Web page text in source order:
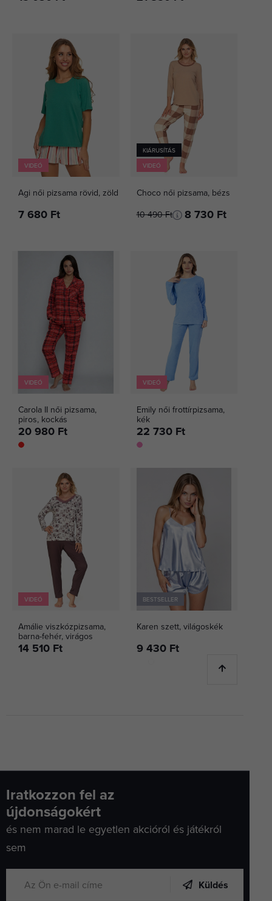
VIDEÓ
Agi női pizsama rövid, zöld
7 680 Ft
KIÁRUSÍTÁS
VIDEÓ
Choco női pizsama, bézs
10 490 Ft
8 730 Ft
VIDEÓ
Carola II női pizsama,
piros, kockás
20 980 Ft
VIDEÓ
Emily női frottírpizsama,
kék
22 730 Ft
VIDEÓ
Amálie viszkózpizsama,
barna-fehér, virágos
14 510 Ft
BESTSELLER
Karen szett, világoskék
9 430 Ft
Iratkozzon fel az
újdonságokért
és nem marad le egyetlen akcióról és játékról
sem
Küldés